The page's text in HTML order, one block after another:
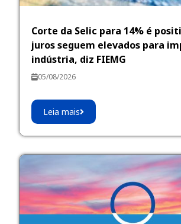
Corte da Selic para 14% é
juros seguem elevados para
indústria, diz FIEMG
05/08/2026
Leia mais